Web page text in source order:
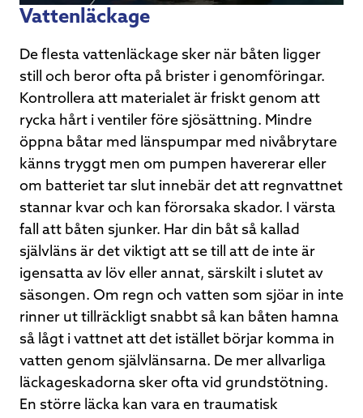
Vattenläckage
De flesta vattenläckage sker när båten ligger
still och beror ofta på brister i genomföringar.
Kontrollera att materialet är friskt genom att
rycka hårt i ventiler före sjösättning. Mindre
öppna båtar med länspumpar med nivåbrytare
känns tryggt men om pumpen havererar eller
om batteriet tar slut innebär det att regnvattnet
stannar kvar och kan förorsaka skador. I värsta
fall att båten sjunker. Har din båt så kallad
självläns är det viktigt att se till att de inte är
igensatta av löv eller annat, särskilt i slutet av
säsongen. Om regn och vatten som sjöar in inte
rinner ut tillräckligt snabbt så kan båten hamna
så lågt i vattnet att det istället börjar komma in
vatten genom självlänsarna. De mer allvarliga
läckageskadorna sker ofta vid grundstötning.
En större läcka kan vara en traumatisk